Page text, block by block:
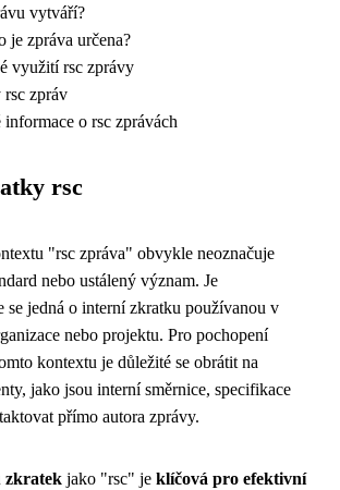
vytváří?
je zpráva určena?
využití rsc zprávy
zpráv
o rsc zprávách
rsc
"rsc zpráva" obvykle neoznačuje
nebo ustálený význam. Je
se jedná o interní zkratku používanou v
nebo projektu. Pro pochopení
kontextu je důležité se obrátit na
jako jsou interní směrnice, specifikace
přímo autora zprávy.
zkratek jako "rsc" je klíčová pro efektivní